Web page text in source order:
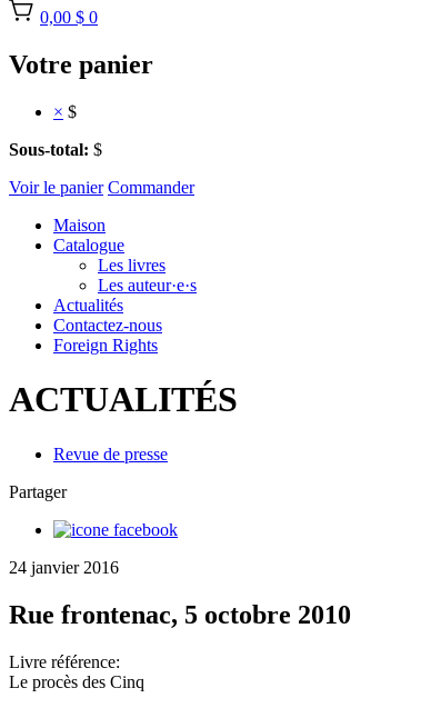
0,00 $ 0
Votre panier
× $
Sous-total: $
Voir le panier Commander
Maison
Catalogue
Les livres
Les auteur·e·s
Actualités
Contactez-nous
Foreign Rights
ACTUALITÉS
Revue de presse
Partager
24 janvier 2016
Rue frontenac, 5 octobre 2010
Livre référence:
Le procès des Cinq